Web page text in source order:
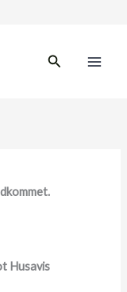
Søg
Husavis